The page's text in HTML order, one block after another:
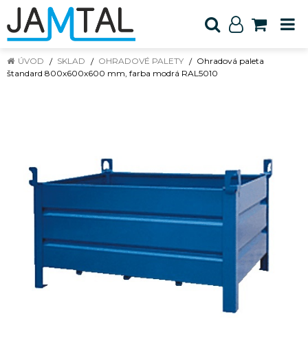
ÚVOD SKLAD OHRADOVÉ PALETY
Ohradová paleta
štandard 800x600x600 mm, farba modrá RAL5010